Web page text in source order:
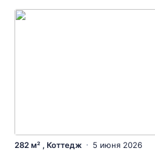
282 м² , Коттедж 5 июня 2026